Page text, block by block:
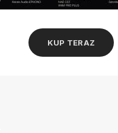
KUP TERAZ